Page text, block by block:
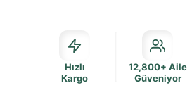
Hızlı
Kargo
12,800+ Aile
Güveniyor